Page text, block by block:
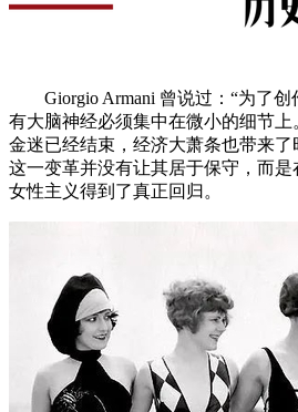
Giorgio Armani 曾说过：“为了创
有大脑神经必须集中在微小的细节上
金迷已经结束，经济大萧条也带来
这一变革并没有让其居于保守，而是
女性主义得到了真正回归。